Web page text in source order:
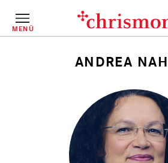
InhaltMENÜ
Pfadnavigation
ANDREA